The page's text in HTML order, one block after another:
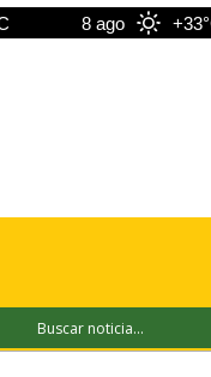
8 ago +33°C